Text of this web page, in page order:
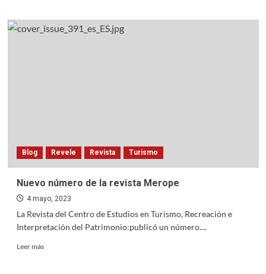
Recomendados
Blog Revele Revista Turismo
Nuevo número de la revista Merope
4 mayo, 2023
La Revista del Centro de Estudios en Turismo, Recreación e
Interpretación del Patrimonio:publicó un número....
Leer másRead